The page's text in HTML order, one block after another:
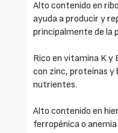
Alto contenido en
ayuda a producir y
principalmente de la
Rico en vitamina K y
con zinc, proteínas y
nutrientes.
Alto contenido en
ferropénica o